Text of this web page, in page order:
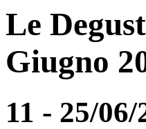
Le
Giugno
11 - 25/06/